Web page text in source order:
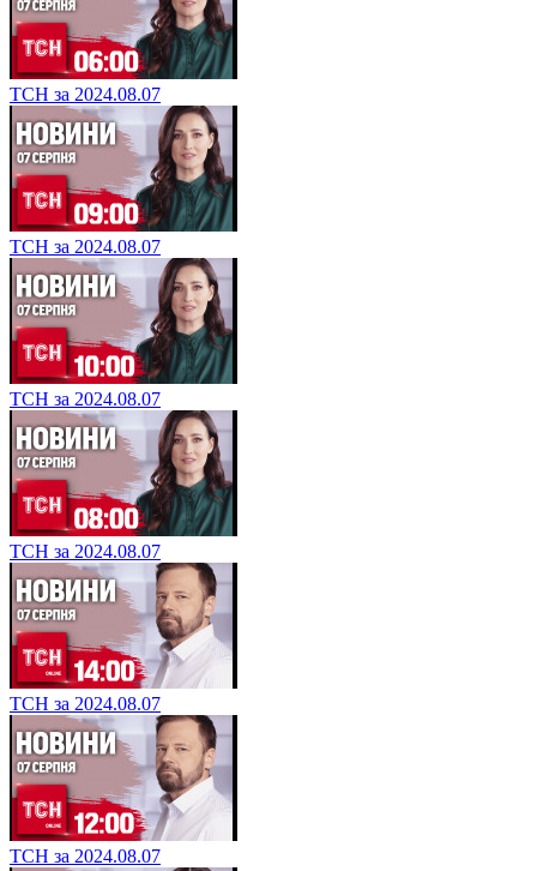
ТСН за 2024.08.07
ТСН за 2024.08.07
ТСН за 2024.08.07
ТСН за 2024.08.07
ТСН за 2024.08.07
ТСН за 2024.08.07